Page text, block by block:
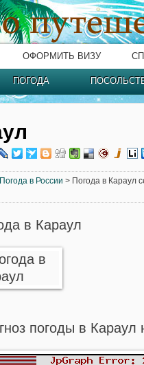
ОФОРМИТЬ ВИЗУ
ПОГОДА
Погода в России > Погода в Караул
в Караул
погоды в Караул